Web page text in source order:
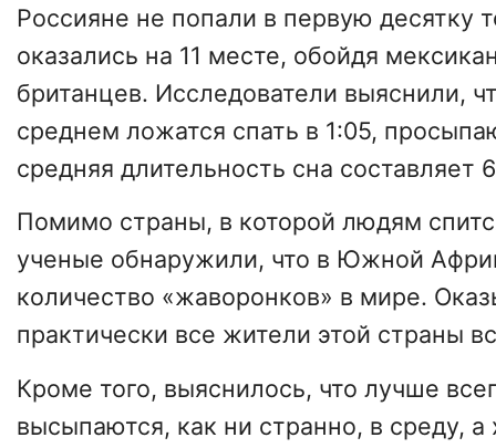
Россияне не попали в первую десятку
оказались на 11 месте, обойдя
британцев. Исследователи выяснили,
среднем ложатся спать в 1:05,
средняя длительность сна составляет
Помимо страны, в которой людям
ученые обнаружили, что в Южной
количество «жаворонков» в мире.
практически все жители этой страны
Кроме того, выяснилось, что лучше
высыпаются, как ни странно, в среду,